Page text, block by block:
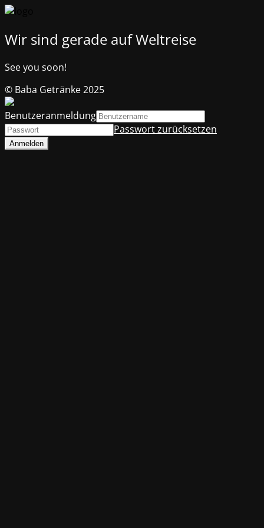
Wir sind gerade auf Weltreise
See you soon!
© Baba Getränke 2025
Benutzeranmeldung
Passwort zurücksetzen